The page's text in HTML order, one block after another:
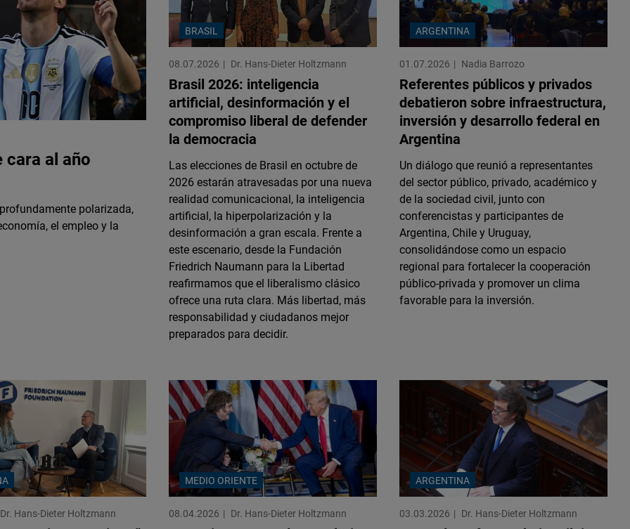
cara al año
polarizada,
el empleo y la
BRASIL
08.07.2026 Dr. Hans-Dieter Holtzmann
Brasil 2026: inteligencia
artificial, desinformación y el
compromiso liberal de defender
la democracia
Las elecciones de Brasil en octubre de
2026 estarán atravesadas por una nueva
realidad comunicacional, la inteligencia
artificial, la hiperpolarización y la
desinformación a gran escala. Frente a
este escenario, desde la Fundación
Friedrich Naumann para la Libertad
reafirmamos que el liberalismo clásico
ofrece una ruta clara. Más libertad, más
responsabilidad y ciudadanos mejor
preparados para decidir.
ARGENTINA
01.07.2026 Nadia Barrozo
Referentes públicos y privados
debatieron sobre infraestructura,
inversión y desarrollo federal en
Argentina
Un diálogo que reunió a representantes
del sector público, privado, académico y
de la sociedad civil, junto con
conferencistas y participantes de
Argentina, Chile y Uruguay,
consolidándose como un espacio
regional para fortalecer la cooperación
público-privada y promover un clima
favorable para la inversión.
Dr. Hans-Dieter Holtzmann
MEDIO ORIENTE
08.04.2026 Dr. Hans-Dieter Holtzmann
ARGENTINA
03.03.2026 Dr. Hans-Dieter Holtzmann
Flickr
Embed
Newsletter2go
Embed
Podigee
Embed
D.Vinci
Embed
Typeform
Embed